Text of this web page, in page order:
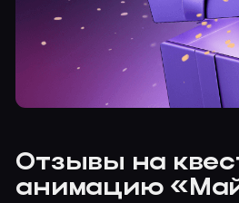
Отзывы на
анимацию